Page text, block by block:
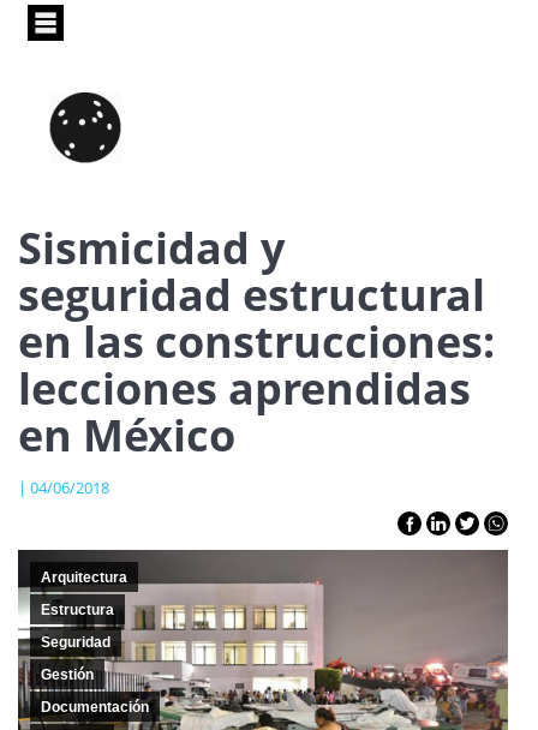
Pasar
principal
Sismicidad y
seguridad estructural
en las construcciones:
lecciones aprendidas
en México
| 04/06/2018
Arquitectura
Estructura
Seguridad
Gestión
Documentación